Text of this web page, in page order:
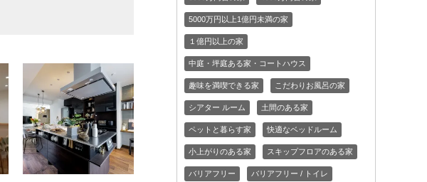
5000万円以上1億円未満の家
１億円以上の家
中庭・坪庭ある家・コートハウス
趣味を満喫できる家 こだわりお風呂の家
シアター ルーム 土間のある家
ペットと暮らす家 快適なベッドルーム
小上がりのある家 スキップフロアのある家
バリアフリー バリアフリー / トイレ